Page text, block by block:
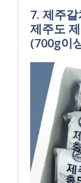
7. 제주
제주도
(700g이